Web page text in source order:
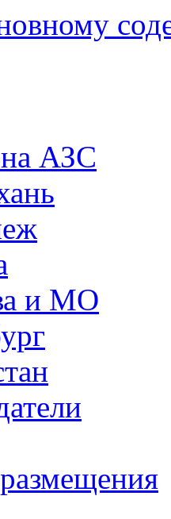
АЗС
и МО